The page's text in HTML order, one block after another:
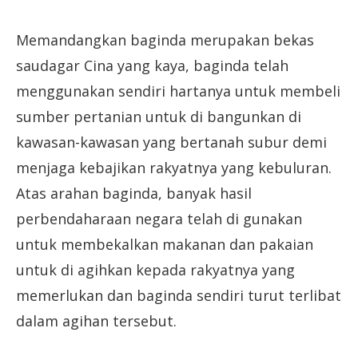
Memandangkan baginda merupakan bekas
saudagar Cina yang kaya, baginda telah
menggunakan sendiri hartanya untuk membeli
sumber pertanian untuk di bangunkan di
kawasan-kawasan yang bertanah subur demi
menjaga kebajikan rakyatnya yang kebuluran.
Atas arahan baginda, banyak hasil
perbendaharaan negara telah di gunakan
untuk membekalkan makanan dan pakaian
untuk di agihkan kepada rakyatnya yang
memerlukan dan baginda sendiri turut terlibat
dalam agihan tersebut.